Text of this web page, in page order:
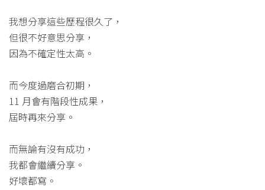
我想分享這些歷程很久了，
但很不好意思分享，
因為不確定性太高。
而今度過磨合初期，
11 月會有階段性成果，
屆時再來分享。
而無論有沒有成功，
我都會繼續分享。
好壞都寫。